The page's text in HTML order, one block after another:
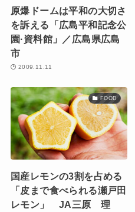
原爆ドームは平和の大切さ
を訴える「広島平和記念公
園·資料館」／広島県広島
市
2009.11.11
FOOD
国産レモンの3割を占める
「皮まで食べられる瀬戸田
レモン」 JA三原 理